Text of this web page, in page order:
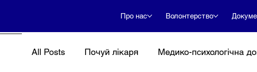
Про нас Волонтерство
All Posts Почуй лікаря Медико-психологічна